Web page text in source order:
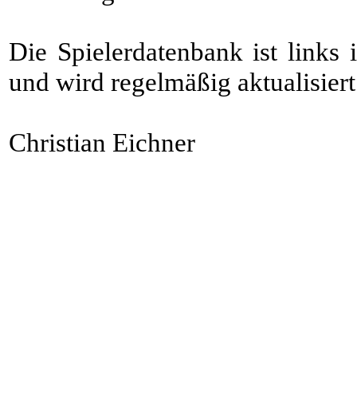
Die Spielerdatenbank ist
und wird regelmäßig
Christian Eichner